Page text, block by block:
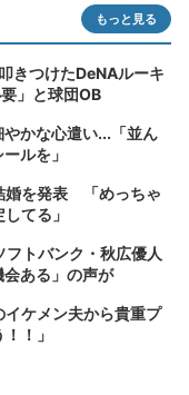
もっと見る
きつけたDeNAルーキ
」と球団OB
かな心遣い...「並ん
ルを」
婚を発表 「めっちゃ
てる」
トバンク・秋広優人
ある」の声が
ケメン夫から貴重プ
！」